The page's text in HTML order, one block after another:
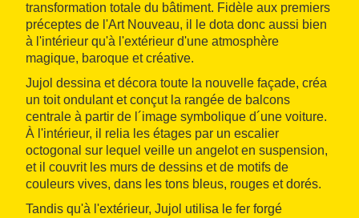
transformation totale du bâtiment. Fidèle aux premiers
préceptes de l'Art Nouveau, il le dota donc aussi bien
à l'intérieur qu'à l'extérieur d'une atmosphère
magique, baroque et créative.
Jujol dessina et décora toute la nouvelle façade, créa
un toit ondulant et conçut la rangée de balcons
centrale à partir de l´image symbolique d´une voiture.
À l'intérieur, il relia les étages par un escalier
octogonal sur lequel veille un angelot en suspension,
et il couvrit les murs de dessins et de motifs de
couleurs vives, dans les tons bleus, rouges et dorés.
Tandis qu'à l'extérieur, Jujol utilisa le fer forgé